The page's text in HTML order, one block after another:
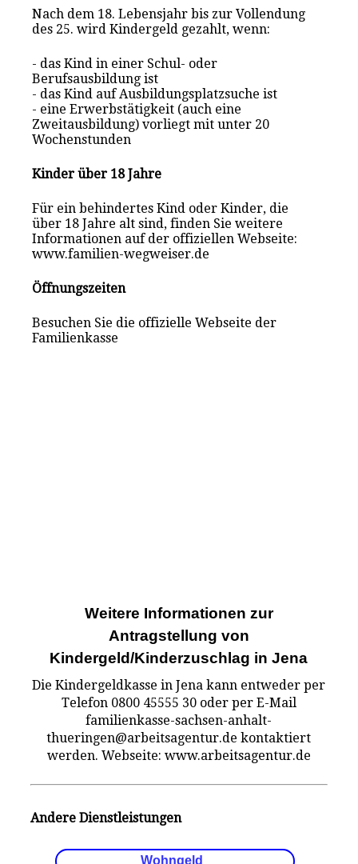
Nach dem 18. Lebensjahr bis zur Vollendung
des 25. wird Kindergeld gezahlt, wenn:
- das Kind in einer Schul- oder
Berufsausbildung ist
- das Kind auf Ausbildungsplatzsuche ist
- eine Erwerbstätigkeit (auch eine
Zweitausbildung) vorliegt mit unter 20
Wochenstunden
Kinder über 18 Jahre
Für ein behindertes Kind oder Kinder, die
über 18 Jahre alt sind, finden Sie weitere
Informationen auf der offiziellen Webseite:
www.familien-wegweiser.de
Öffnungszeiten
Besuchen Sie die offizielle Webseite der
Familienkasse
Weitere Informationen zur
Antragstellung von
Kindergeld/Kinderzuschlag in Jena
Die Kindergeldkasse in Jena kann entweder per
Telefon 0800 45555 30 oder per E-Mail
familienkasse-sachsen-anhalt-
thueringen@arbeitsagentur.de kontaktiert
werden. Webseite: www.arbeitsagentur.de
Andere Dienstleistungen
Wohngeld